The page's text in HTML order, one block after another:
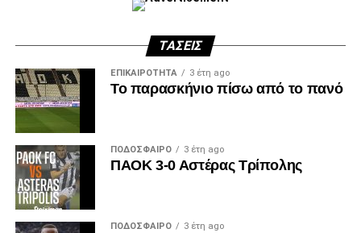
ΤΆΣΕΙΣ
ΕΠΙΚΑΙΡΌΤΗΤΑ 3 έτη ago
Το παρασκήνιο πίσω από το πανό
ΠΟΔΌΣΦΑΙΡΟ 3 έτη ago
ΠΑΟΚ 3-0 Αστέρας Τρίπολης
ΠΟΔΌΣΦΑΙΡΟ 3 έτη ago